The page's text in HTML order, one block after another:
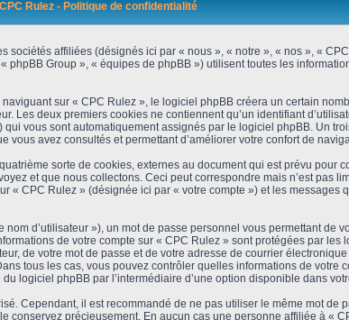
CPC Rulez - Politique de confidentialité
affiliées (désignés ici par « nous », « notre », « nos », «
Group », « équipes de phpBB ») utilisent toutes les
sur « CPC Rulez », le logiciel phpBB créera un certain
Les deux premiers cookies ne contiennent qu’un identifiant
vous sont automatiquement assignés par le logiciel phpBB. Un
avez consultés et permettant d’améliorer votre confort de
sorte de cookies, externes au document qui est prévu pour
et que nous collectons. Ceci peut correspondre mais n’est pas
« CPC Rulez » (désignée ici par « votre compte ») et les messages
d’utilisateur »), un mot de passe personnel vous permettant de
de votre compte sur « CPC Rulez » sont protégées par
de votre mot de passe et de votre adresse de courrier
tous les cas, vous pouvez contrôler quelles informations de votre
logiciel phpBB par l’intermédiaire d’une option disponible dans
Cependant, il est recommandé de ne pas utiliser le même mot de
conservez précieusement. En aucun cas une personne affiliée à «